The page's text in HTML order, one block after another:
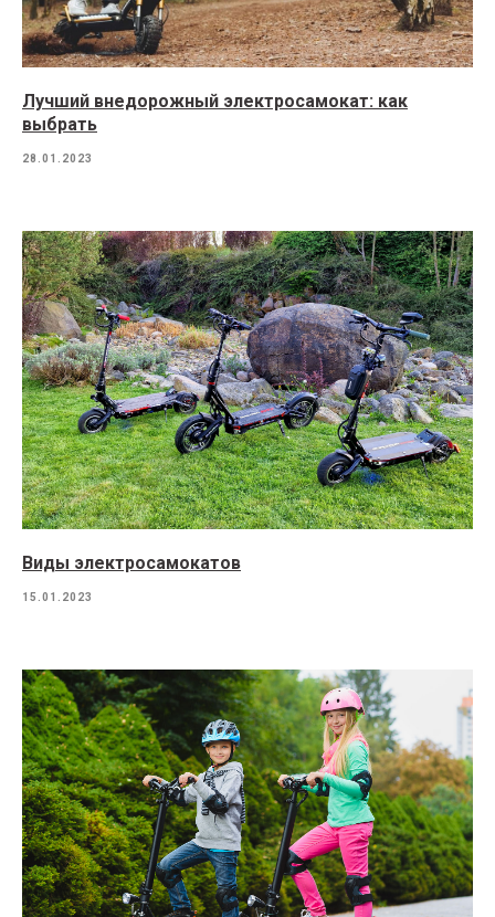
Лучший внедорожный электросамокат: как
выбрать
28.01.2023
Виды электросамокатов
15.01.2023